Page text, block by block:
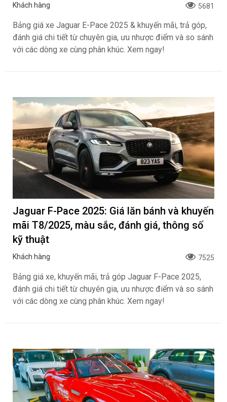
Khách hàng 5681
Bảng giá xe Jaguar E-Pace 2025 & khuyến mãi, trả góp,
đánh giá chi tiết từ chuyên gia, ưu nhược điểm và so sánh
với các dòng xe cùng phân khúc. Xem ngay!
Jaguar F-Pace 2025: Giá lăn bánh và khuyến
mãi T8/2025, màu sắc, đánh giá, thông số
kỹ thuật
Khách hàng 7525
Bảng giá xe, khuyến mãi, trả góp Jaguar F-Pace 2025,
đánh giá chi tiết từ chuyên gia, ưu nhược điểm và so sánh
với các dòng xe cùng phân khúc. Xem ngay!